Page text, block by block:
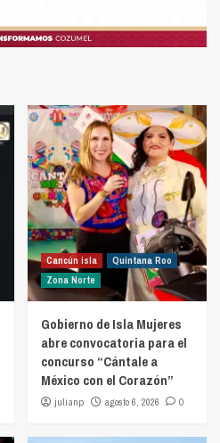
Cancún isla
Quintana Roo
Zona Norte
Gobierno de Isla Mujeres
abre convocatoria para el
concurso “Cántale a
México con el Corazón”
julianp agosto 6, 2026 0